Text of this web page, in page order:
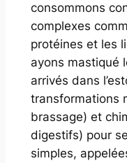
consommons
complexes
protéines et les
ayons mastiqué
arrivés dans
transformations
brassage) et
digestifs) pour
simples,